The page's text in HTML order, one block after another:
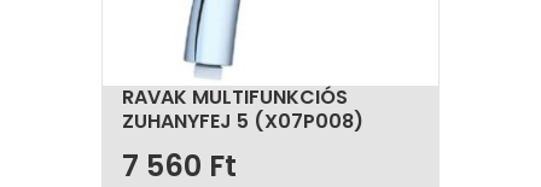
RAVAK MULTIFUNKCIÓS
ZUHANYFEJ 5 (X07P008)
7 560 Ft